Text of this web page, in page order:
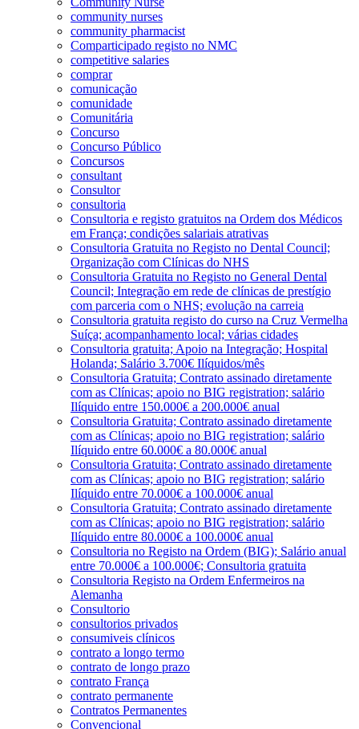
community nurses
community pharmacist
Comparticipado registo no NMC
competitive salaries
comprar
comunicação
comunidade
Comunitária
Concurso
Concurso Público
Concursos
consultant
Consultor
consultoria
Consultoria e registo gratuitos na Ordem dos Médicos
em França; condições salariais atrativas
Consultoria Gratuita no Registo no Dental Council;
Organização com Clínicas do NHS
Consultoria Gratuita no Registo no General Dental
Council; Integração em rede de clínicas de prestígio
com parceria com o NHS; evolução na carreia
Consultoria gratuita registo do curso na Cruz Vermelha
Suíça; acompanhamento local; várias cidades
Consultoria gratuita; Apoio na Integração; Hospital
Holanda; Salário 3.700€ Ilíquidos/mês
Consultoria Gratuita; Contrato assinado diretamente
com as Clínicas; apoio no BIG registration; salário
Ilíquido entre 150.000€ a 200.000€ anual
Consultoria Gratuita; Contrato assinado diretamente
com as Clínicas; apoio no BIG registration; salário
Ilíquido entre 60.000€ a 80.000€ anual
Consultoria Gratuita; Contrato assinado diretamente
com as Clínicas; apoio no BIG registration; salário
Ilíquido entre 70.000€ a 100.000€ anual
Consultoria Gratuita; Contrato assinado diretamente
com as Clínicas; apoio no BIG registration; salário
Ilíquido entre 80.000€ a 100.000€ anual
Consultoria no Registo na Ordem (BIG); Salário anual
entre 70.000€ a 100.000€; Consultoria gratuita
Consultoria Registo na Ordem Enfermeiros na
Alemanha
Consultorio
consultorios privados
consumiveis clínicos
contrato a longo termo
contrato de longo prazo
contrato França
contrato permanente
Contratos Permanentes
Convencional